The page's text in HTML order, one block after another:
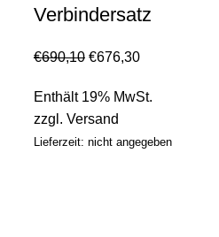
Verbindersatz
€690,10 €676,30
Enthält 19% MwSt.
zzgl. Versand
Lieferzeit: nicht angegeben